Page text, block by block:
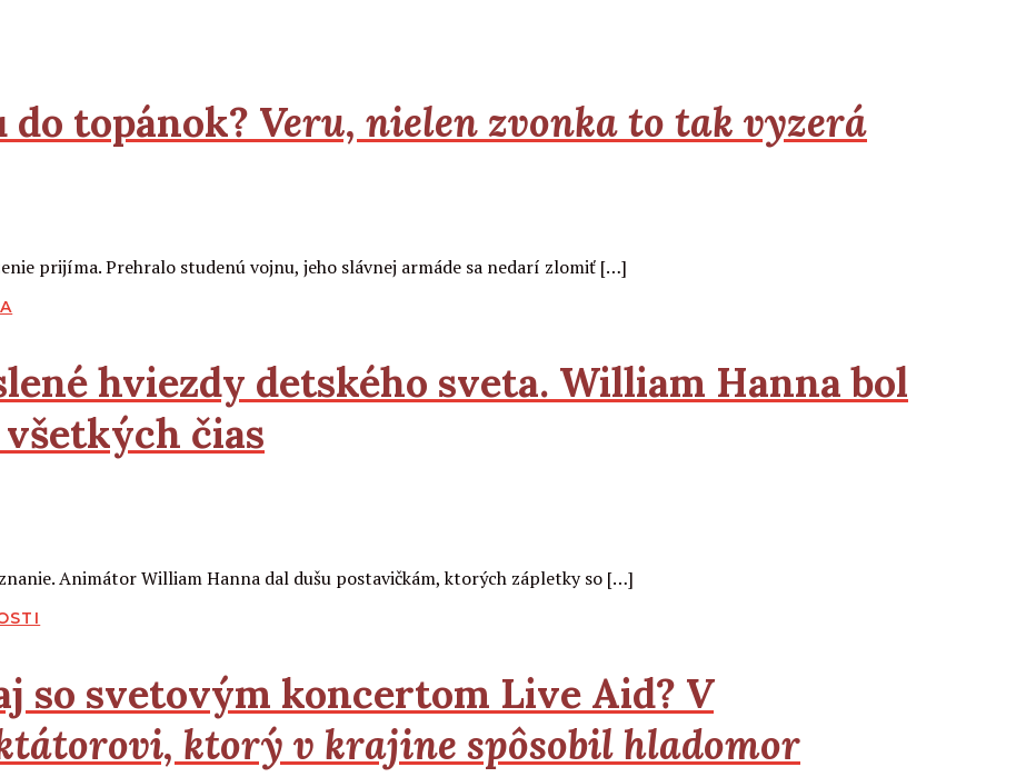
topánok? Veru, nielen zvonka to tak vyzerá
prijíma. Prehralo studenú vojnu, jeho slávnej armáde sa nedarí zlomiť […]
hviezdy detského sveta. William Hanna bol
čias
Animátor William Hanna dal dušu postavičkám, ktorých zápletky so […]
so svetovým koncertom Live Aid? V
ktorý v krajine spôsobil hladomor